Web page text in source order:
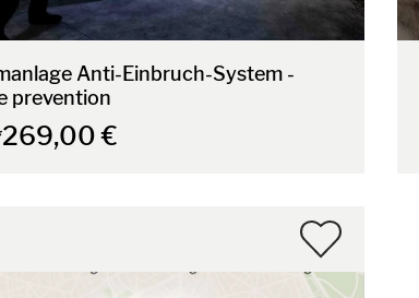
Anti-Einbruch-System -
prevention
269,00 €